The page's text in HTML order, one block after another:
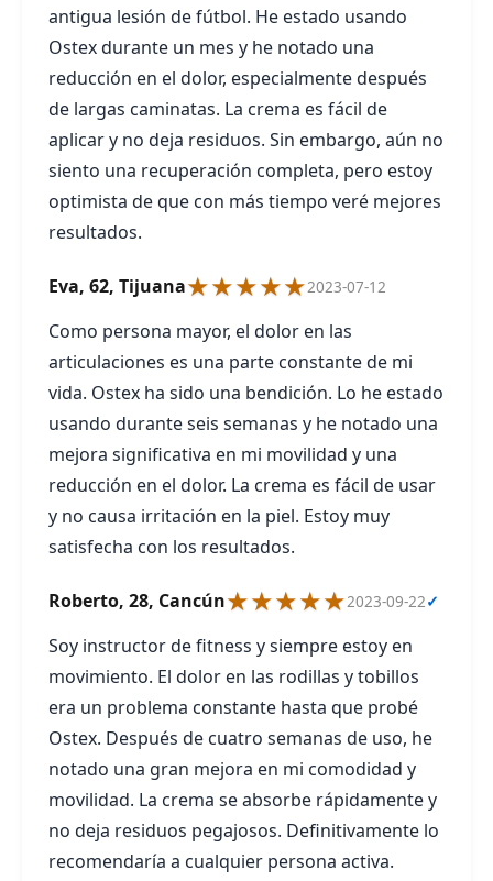
antigua lesión de fútbol. He estado usando
Ostex durante un mes y he notado una
reducción en el dolor, especialmente después
de largas caminatas. La crema es fácil de
aplicar y no deja residuos. Sin embargo, aún no
siento una recuperación completa, pero estoy
optimista de que con más tiempo veré mejores
resultados.
Eva, 62, Tijuana★★★★★2023-07-12
Como persona mayor, el dolor en las
articulaciones es una parte constante de mi
vida. Ostex ha sido una bendición. Lo he estado
usando durante seis semanas y he notado una
mejora significativa en mi movilidad y una
reducción en el dolor. La crema es fácil de usar
y no causa irritación en la piel. Estoy muy
satisfecha con los resultados.
Roberto, 28, Cancún★★★★★2023-09-22✓
Soy instructor de fitness y siempre estoy en
movimiento. El dolor en las rodillas y tobillos
era un problema constante hasta que probé
Ostex. Después de cuatro semanas de uso, he
notado una gran mejora en mi comodidad y
movilidad. La crema se absorbe rápidamente y
no deja residuos pegajosos. Definitivamente lo
recomendaría a cualquier persona activa.